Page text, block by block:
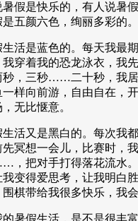
假是快乐的，有人说暑
五颜六色，绚丽多彩的。
是蓝色的。每天我最期
穿着我的恐龙泳衣，我
秒，三秒……二十秒，我
样向前游，自由自在，
无比惬意。
又是黑白的。每次我都
冥想一会儿，比赛时，
，把对手打得落花流水
我变得爱思考，让我明白
棋带给我很多快乐，我
假生活，是不是很丰富